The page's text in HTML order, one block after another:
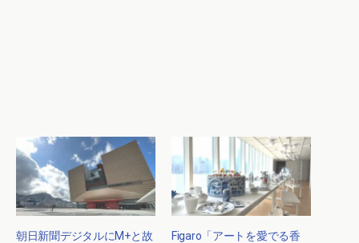
朝日新聞デジタルにM+と故
Figaro「アートを愛でる香